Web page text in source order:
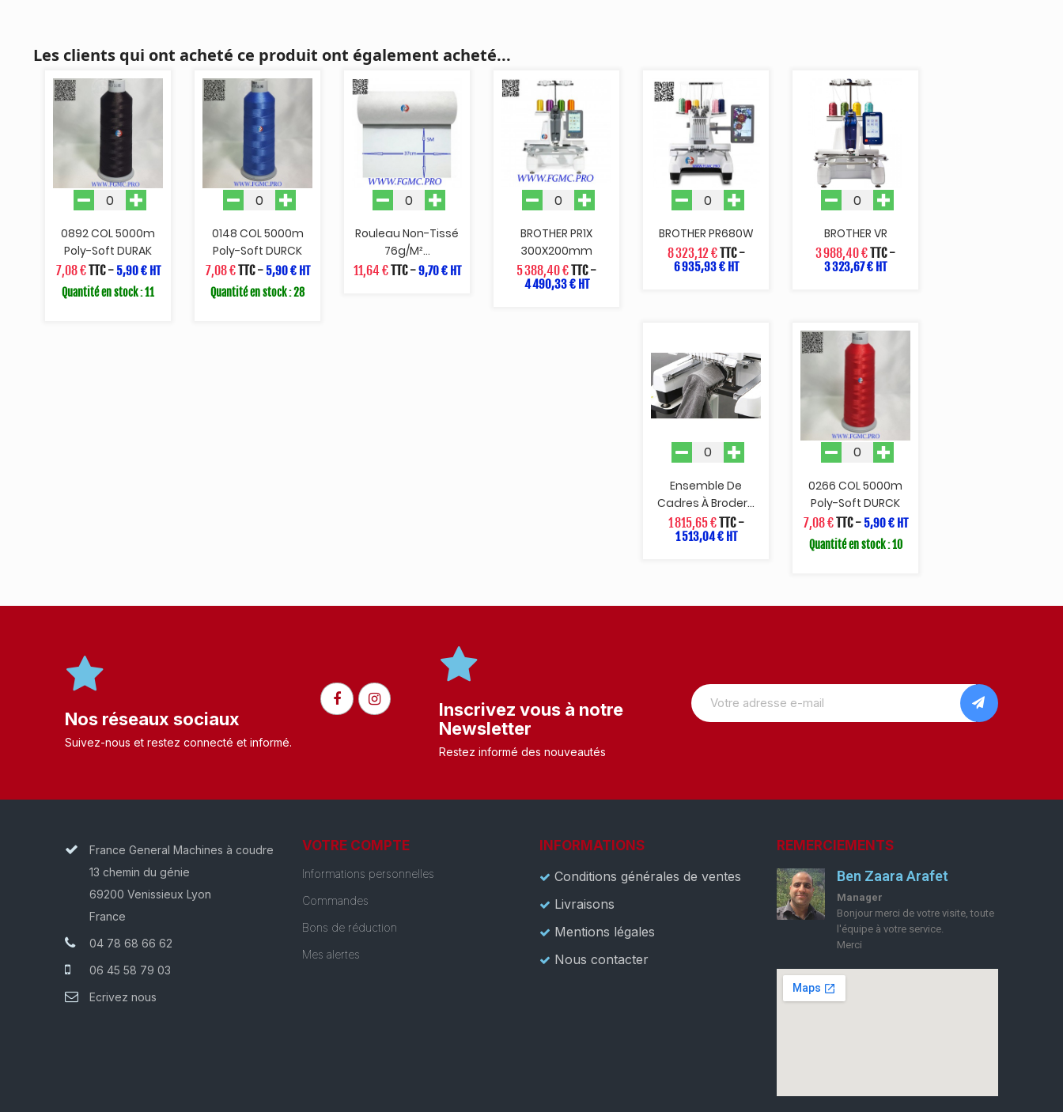
Les clients qui ont acheté ce produit ont également acheté...
0892 COL 5000m
Poly-Soft DURAK
7,08 €TTC- 5,90 € HT
Quantité en stock : 11
0148 COL 5000m
Poly-Soft DURCK
7,08 €TTC- 5,90 € HT
Quantité en stock : 28
Rouleau Non-Tissé
76g/m²...
11,64 €TTC-9,70 € HT
BROTHER PR1X
300X200mm
5 388,40 €TTC-
4 490,33 € HT
BROTHER PR680W
8 323,12 €TTC-
6 935,93 € HT
BROTHER VR
3 988,40 €TTC-
3 323,67 € HT
Ensemble De
Cadres À Broder...
1 815,65 €TTC-
1 513,04 € HT
0266 COL 5000m
Poly-Soft DURCK
7,08 €TTC- 5,90 € HT
Quantité en stock : 10
Nos réseaux sociaux
Suivez-nous et restez connecté et informé.​
Inscrivez vous à notre
Newsletter
Restez informé des nouveautés
France General Machines à coudre
13 chemin du génie
69200 Venissieux Lyon
France
04 78 68 66 62
06 45 58 79 03
Ecrivez nous
VOTRE COMPTE
Informations personnelles
Commandes
Bons de réduction
Mes alertes
INFORMATIONS
Conditions générales de ventes
Livraisons
Mentions légales
Nous contacter
REMERCIEMENTS
Ben Zaara Arafet
Manager
Bonjour merci de votre visite, toute
l'équipe à votre service.
Merci